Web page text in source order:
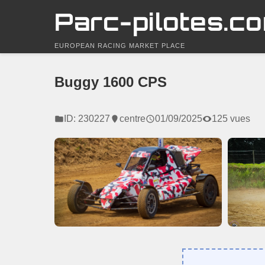
Parc-
EUROPEAN RACING MARKET PLACE
Buggy 1600 CPS
ID: 230227 centre 01/09/2025 125 vues